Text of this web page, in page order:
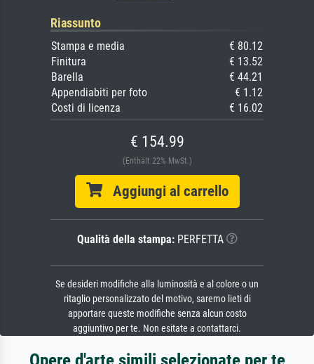
Riassunto
Stampa e media
€ 80.12
Finitura
€ 13.52
Barella
€ 44.21
Appendiabiti per foto
€ 1.12
Costi di licenza
€ 16.02
€ 154.99
(Enthält 22% MwSt.)
Aggiungi al carrello
Qualità della stampa:PERFETTA
Se desideri modifiche alla luminosità e al colore o un
ritaglio personalizzato del motivo, saremo lieti di
apportare queste modifiche senza alcun costo
aggiuntivo per te. Non esitate a contattarci.